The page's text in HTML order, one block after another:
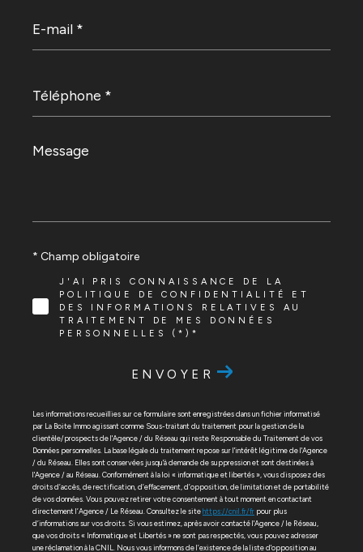
mail
*
*
Message
*
J'AI PRIS CONNAISSANCE DE LA
POLITIQUE DE CONFIDENTIALITÉ ET
DES INFORMATIONS RELATIVES AU
TRAITEMENT DE MES DONNÉES
PERSONNELLES (*)*
* Champ obligatoire
ENVOYER
Les informations recueillies sur ce formulaire sont enregistrées dans un fichier informatisé
par La Boite Immo agissant comme Sous-traitant du traitement pour la gestion de la
clientèle/prospects de l'Agence / du Réseau qui reste Responsable du Traitement de vos
Données personnelles. La base légale du traitement repose sur l'intérêt légitime de l'Agence
/ du Réseau. Elles sont conservées jusqu'à demande de suppression et sont destinées à
l'Agence / au Réseau. Conformément à la loi « informatique et libertés », vous disposez des
droits d’accès, de rectification, d’effacement, d’opposition, de limitation et de portabilité
de vos données. Vous pouvez retirer votre consentement à tout moment en contactant
directement l’Agence / Le Réseau. Consultez le sitehttps://cnil.fr/fr pour plus
d’informations sur vos droits. Si vous estimez, après avoir contacté l'Agence / le Réseau,
que vos droits « Informatique et Libertés » ne sont pas respectés, vous pouvez adresser
une réclamation à la CNIL. Nous vous informons de l’existence de la liste d'opposition au